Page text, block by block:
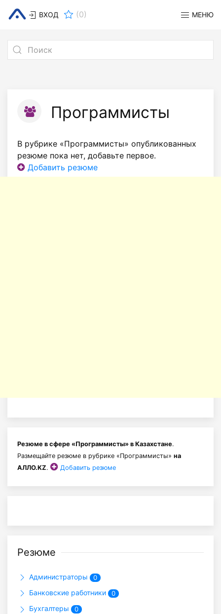
ВХОД (0) МЕНЮ
Программисты
В рубрике «Программисты» опубликованных
резюме пока нет, добавьте первое.
Добавить резюме
Резюме в сфере «Программисты» в Казахстане.
Размещайте резюме в рубрике «Программисты» на
АЛЛО.KZ. Добавить резюме
Резюме
Администраторы 0
Банковские работники 0
Бухгалтеры 0